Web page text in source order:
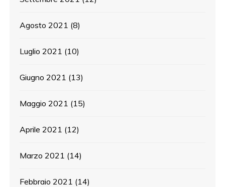
Agosto 2021 (8)
Luglio 2021 (10)
Giugno 2021 (13)
Maggio 2021 (15)
Aprile 2021 (12)
Marzo 2021 (14)
Febbraio 2021 (14)